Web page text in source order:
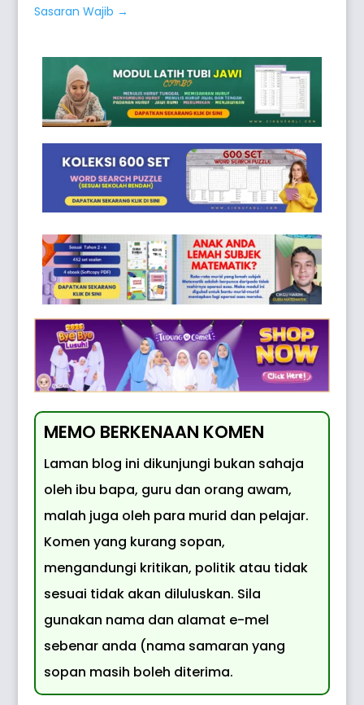
Sasaran Wajib →
MEMO BERKENAAN KOMEN
Laman blog ini dikunjungi bukan sahaja
oleh ibu bapa, guru dan orang awam,
malah juga oleh para murid dan pelajar.
Komen yang kurang sopan,
mengandungi kritikan, politik atau tidak
sesuai tidak akan diluluskan. Sila
gunakan nama dan alamat e-mel
sebenar anda (nama samaran yang
sopan masih boleh diterima.